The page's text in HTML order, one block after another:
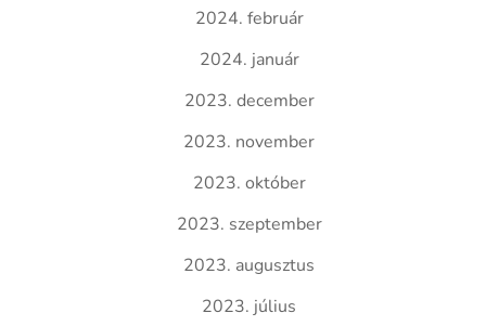
2024. február
2024. január
2023. december
2023. november
2023. október
2023. szeptember
2023. augusztus
2023. július